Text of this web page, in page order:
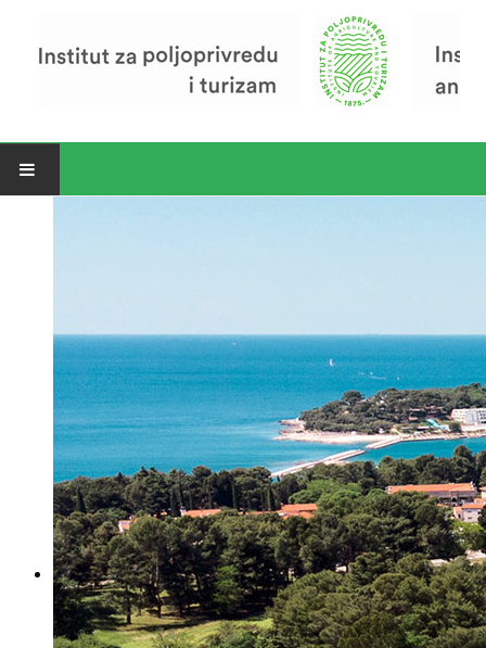
Zavod za poljoprivredu i prehranu
Zavod za ekonomiku i razvoj poljoprivrede
Zavod za turizam
Pokusno poljoprivredno imanje
Zaposlenici
Euraxess
Misija i vizija
Upravno Vijeće
Rad Upravnog vijeća
Znanstveno Vijeće
Rad Znanstvenog vijeća
Etičko povjerenstvo
Etički kodeks